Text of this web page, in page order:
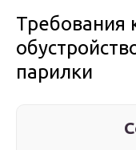
Требования
парилки